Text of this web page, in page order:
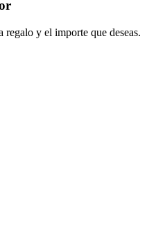
y el importe que deseas.